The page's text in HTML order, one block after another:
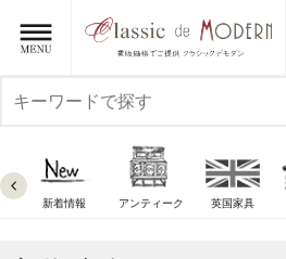
新着情報 アンティーク 英国家具